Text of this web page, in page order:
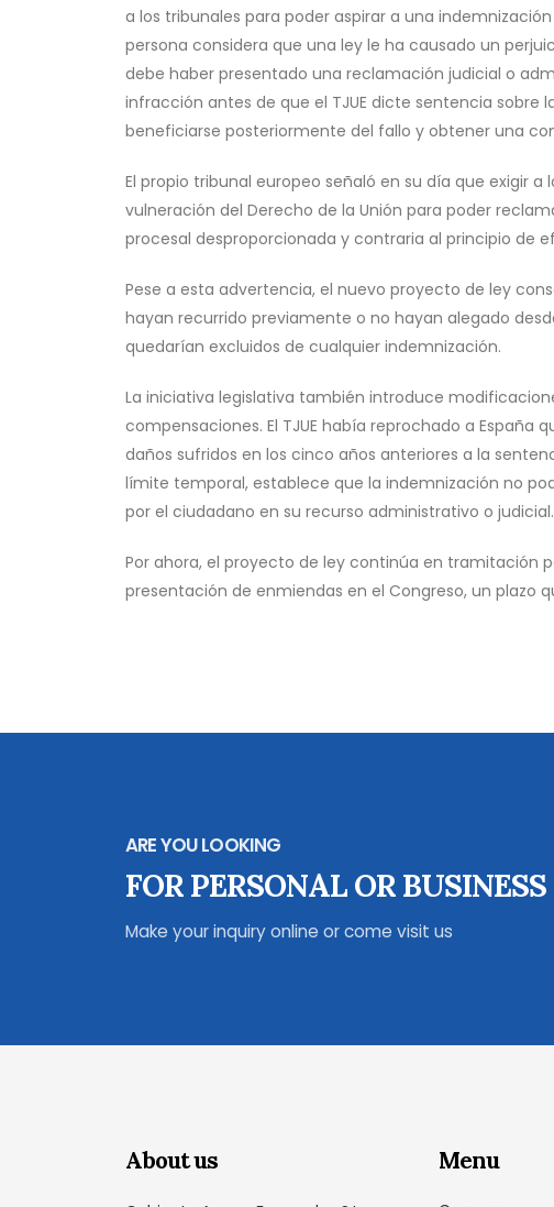
a los tribunales para poder aspirar a una
persona considera que una ley le ha causado un
debe haber presentado una reclamación judicial o
infracción antes de que el TJUE dicte sentencia
beneficiarse posteriormente del fallo y obtener una
El propio tribunal europeo señaló en su día que exigir
vulneración del Derecho de la Unión para poder
procesal desproporcionada y contraria al principio de
Pese a esta advertencia, el nuevo proyecto de ley
hayan recurrido previamente o no hayan alegado
quedarían excluidos de cualquier indemnización.
La iniciativa legislativa también introduce
compensaciones. El TJUE había reprochado a España
daños sufridos en los cinco años anteriores a la
límite temporal, establece que la indemnización no
por el ciudadano en su recurso administrativo o judicial.
Por ahora, el proyecto de ley continúa en tramitación
presentación de enmiendas en el Congreso, un plazo
ARE YOU LOOKING
FOR PERSONAL OR
Make your inquiry online or come visit us
About us Menu